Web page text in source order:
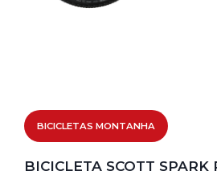
BICICLETAS MONTANHA
BICICLETA SCOTT SPARK